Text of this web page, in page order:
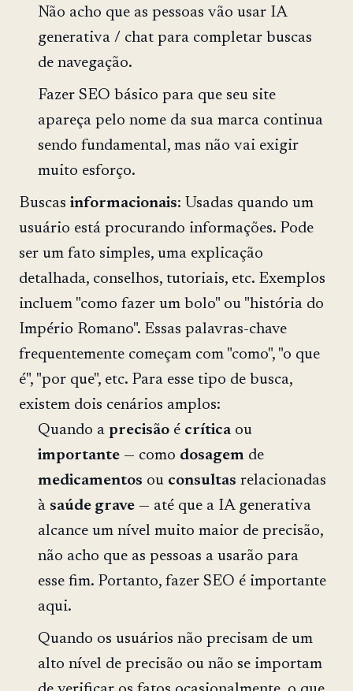
Não acho que as pessoas vão usar IA
generativa / chat para completar buscas
de navegação.
Fazer SEO básico para que seu site
apareça pelo nome da sua marca continua
sendo fundamental, mas não vai exigir
muito esforço.
Buscas informacionais: Usadas quando um
usuário está procurando informações. Pode
ser um fato simples, uma explicação
detalhada, conselhos, tutoriais, etc. Exemplos
incluem "como fazer um bolo" ou "história do
Império Romano". Essas palavras-chave
frequentemente começam com "como", "o que
é", "por que", etc. Para esse tipo de busca,
existem dois cenários amplos:
Quando a precisão é críticaou
importante — como dosagem de
medicamentos ou consultas relacionadas
à saúde grave — até que a IA generativa
alcance um nível muito maior de precisão,
não acho que as pessoas a usarão para
esse fim. Portanto, fazer SEO é importante
aqui.
Quando os usuários não precisam de um
alto nível de precisão ou não se importam